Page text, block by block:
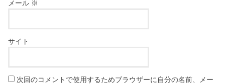
メール ※
サイト
次回のコメントで使用するためブラウザーに自分の名前、メー